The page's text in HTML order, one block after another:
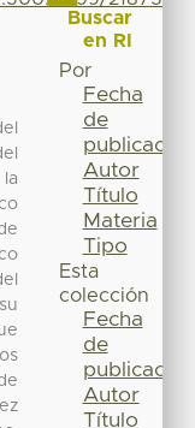
Buscar
en RI
Por
Fecha
de
publicación
Autor
Título
Materia
Tipo
Esta
colección
Fecha
de
publicación
Autor
Título